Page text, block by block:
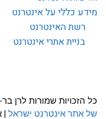
מידע כללי על אינטרנט
רשת האינטרנט
בניית אתרי אינטרנט
כל הזכויות שמורות לרן
של אתר אינטרנט ישראל